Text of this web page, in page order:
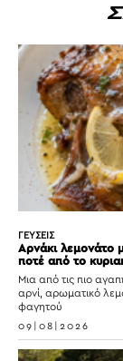
ΓΕΥΣΕΙΣ
Αρνάκι λεμονάτο
ποτέ από το
Μια από τις πιο
αρνί, αρωματικό
φαγητού
09|08|2026